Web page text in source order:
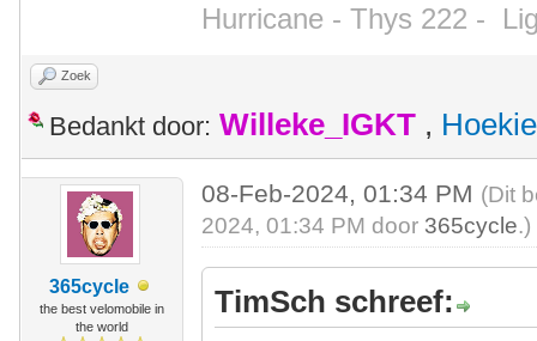
Hurricane - Thys 222 -
Zoek
Bedankt door: Willeke_IGKT , Hoekie
365cycle
the best velomobile in
the world
08-Feb-2024, 01:34 PM (Dit
2024, 01:34 PM door 365cycle.)
TimSch schreef: